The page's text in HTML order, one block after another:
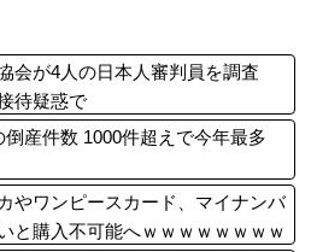
会が4人の日本人審判員を調査
待疑惑で
倒産件数 1000件超えで今年最多
やワンピースカード、マイナンバ
と購入不可能へｗｗｗｗｗｗｗｗ